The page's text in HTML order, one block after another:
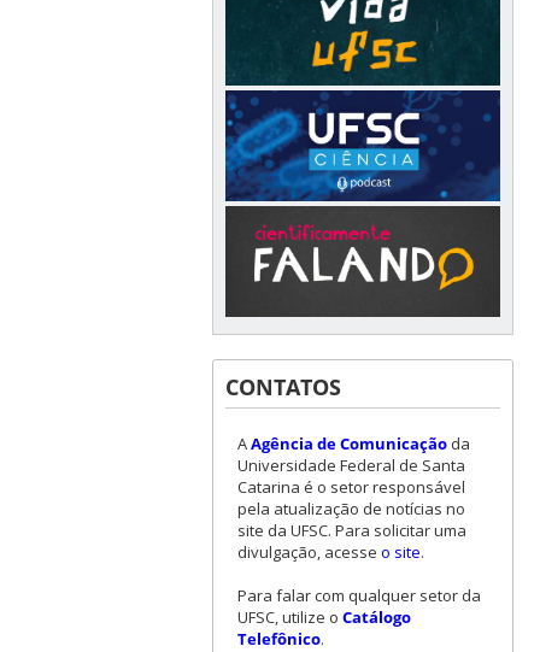
CONTATOS
AAgência de Comunicaçãoda
Universidade Federal de Santa
Catarina é o setor responsável
pela atualização de notícias no
site da UFSC. Para solicitar uma
divulgação, acesse o site.
Para falar com qualquer setor da
UFSC, utilize o Catálogo
Telefônico.